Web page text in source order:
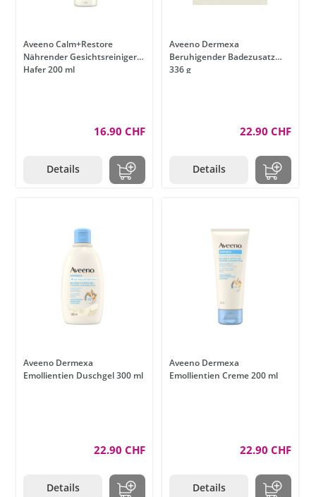
Aveeno Calm+Restore
Nährender Gesichtsreiniger
Hafer 200 ml
16.90 CHF
Details
Aveeno Dermexa
Beruhigender Badezusatz
336 g
22.90 CHF
Details
Aveeno Dermexa
Emollientien Duschgel 300 ml
22.90 CHF
Details
Aveeno Dermexa
Emollientien Creme 200 ml
22.90 CHF
Details